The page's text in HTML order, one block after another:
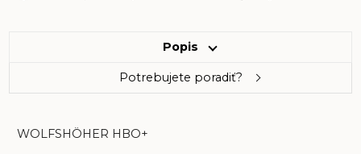
Popis
Potrebujete poradiť?
WOLFSHÖHER HBO+